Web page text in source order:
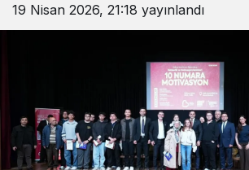
19 Nisan 2026, 21:18 yayınlandı